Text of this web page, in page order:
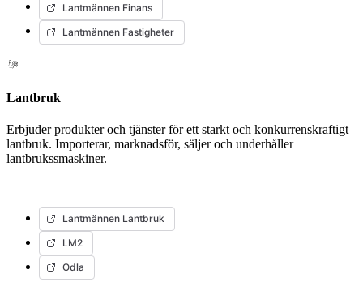
Lantmännen Finans
Lantmännen Fastigheter
Lantbruk
Erbjuder produkter och tjänster för ett starkt och konkurrenskraftigt
lantbruk. Importerar, marknadsför, säljer och underhåller
lantbrukssmaskiner.
Lantmännen Lantbruk
LM2
Odla